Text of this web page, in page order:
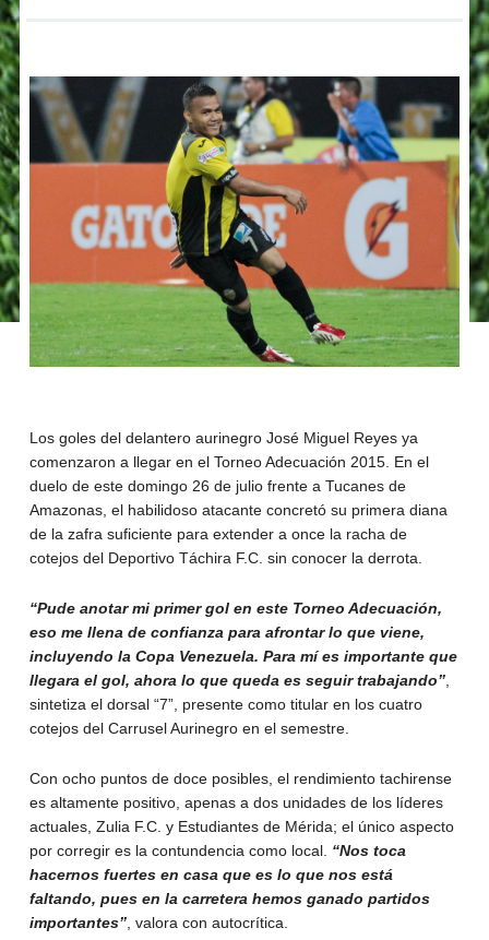
Los goles del delantero aurinegro José Miguel Reyes ya
comenzaron a llegar en el Torneo Adecuación 2015. En el
duelo de este domingo 26 de julio frente a Tucanes de
Amazonas, el habilidoso atacante concretó su primera diana
de la zafra suficiente para extender a once la racha de
cotejos del Deportivo Táchira F.C. sin conocer la derrota.
“Pude anotar mi primer gol en este Torneo Adecuación,
eso me llena de confianza para afrontar lo que viene,
incluyendo la Copa Venezuela. Para mí es importante que
llegara el gol, ahora lo que queda es seguir trabajando”,
sintetiza el dorsal “7”, presente como titular en los cuatro
cotejos del Carrusel Aurinegro en el semestre.
Con ocho puntos de doce posibles, el rendimiento tachirense
es altamente positivo, apenas a dos unidades de los líderes
actuales, Zulia F.C. y Estudiantes de Mérida; el único aspecto
por corregir es la contundencia como local. “Nos toca
hacernos fuertes en casa que es lo que nos está
faltando, pues en la carretera hemos ganado partidos
importantes”, valora con autocrítica.